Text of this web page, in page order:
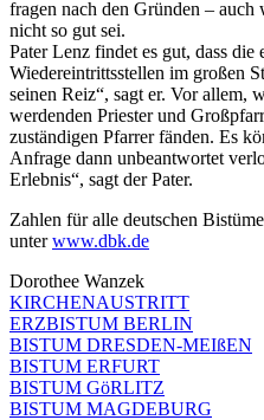
fragen nach den Gründen –
nicht so gut sei.
Pater Lenz findet es gut, dass
Wiedereintrittsstellen im großen
seinen Reiz“, sagt er. Vor allem,
werdenden Priester und
zuständigen Pfarrer fänden. Es
Anfrage dann unbeantwortet
Erlebnis“, sagt der Pater.
Zahlen für alle deutschen
unterwww.dbk.de
Dorothee Wanzek
KIRCHENAUSTRITT
ERZBISTUM BERLIN
BISTUM DRESDEN-MEIßEN
BISTUM ERFURT
BISTUM GöRLITZ
BISTUM MAGDEBURG